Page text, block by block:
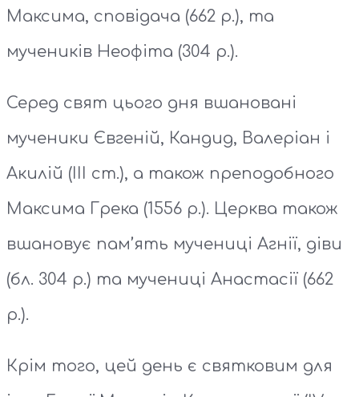
Максима, сповідача (662 р.), та
мучеників Неофіта (304 р.).
Серед свят цього дня вшановані
мученики Євгеній, Кандид, Валеріан і
Акилій (ІІІ ст.), а також преподобного
Максима Грека (1556 р.). Церква також
вшановує пам’ять мучениці Агнії, діви
(бл. 304 р.) та мучениці Анастасії (662
р.).
Крім того, цей день є святковим для